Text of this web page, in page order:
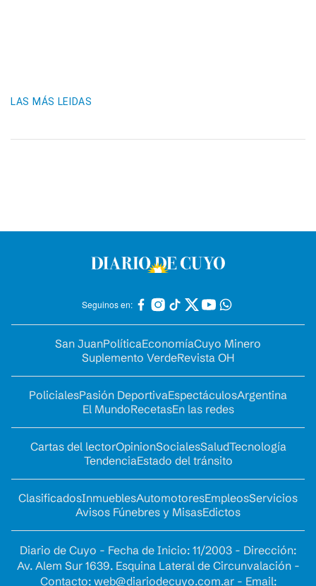
LAS MÁS LEIDAS
Seguinos en:
San JuanPolíticaEconomíaCuyo Minero
Suplemento VerdeRevista OH
PolicialesPasión DeportivaEspectáculosArgentina
El MundoRecetasEn las redes
Cartas del lectorOpinionSocialesSaludTecnología
TendenciaEstado del tránsito
ClasificadosInmueblesAutomotoresEmpleosServicios
Avisos Fúnebres y MisasEdictos
Diario de Cuyo - Fecha de Inicio: 11/2003 - Dirección:
Av. Alem Sur 1639. Esquina Lateral de Circunvalación -
Contacto: web@diariodecuyo.com.ar- Email: